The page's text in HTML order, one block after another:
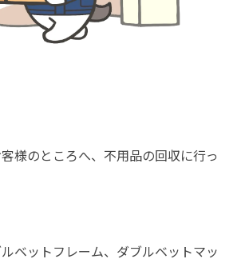
様のところへ、不用品の回収に行っ
ベットフレーム、ダブルベットマッ